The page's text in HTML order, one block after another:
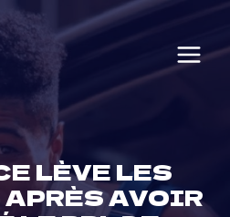
LÈVE LES
AVOIR